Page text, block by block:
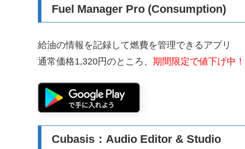
Fuel Manager Pro (Consumption)
給油の情報を記録して燃費を管理できるアプリ
通常価格1,320円のところ、 期間限定で値下げ中
Cubasis：Audio Editor & Studio